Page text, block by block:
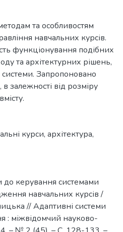
та особливостям
навчальних курсів.
функціонування подібних
та архітектурних рішень,
системи. Запропоновано
в залежності від розміру
курси, архітектура,
керування системами
навчальних курсів /
// Адаптивні системи
: міжвідомчий науково-